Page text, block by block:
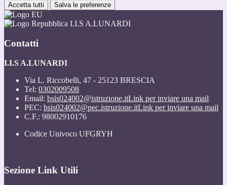
Accetta tutti Salva le preferenze
I.I.S A.LUNARDI
Contatti
I.I.S A.LUNARDI
Via L. Riccobelli, 47 - 25123 BRESCIA
Tel: 0302009508
Email: bsis024002@istruzione.itLink per inviare una mail
PEC: bsis024002@pec.istruzione.itLink per inviare una mail
C.F.: 98002910176
Codice Univoco UFGRYH
Sezione Link Utili